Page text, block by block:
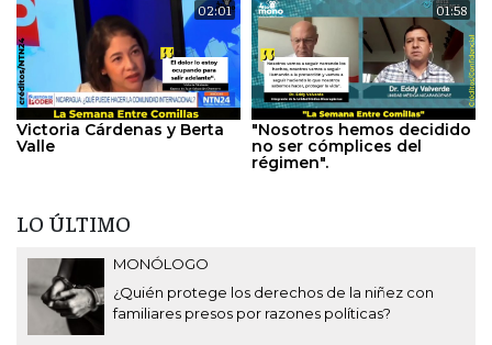
02:01
Victoria Cárdenas y Berta
Valle
01:58
"Nosotros hemos decidido
no ser cómplices del
régimen".
LO ÚLTIMO
MONÓLOGO
¿Quién protege los derechos de la niñez con
familiares presos por razones políticas?